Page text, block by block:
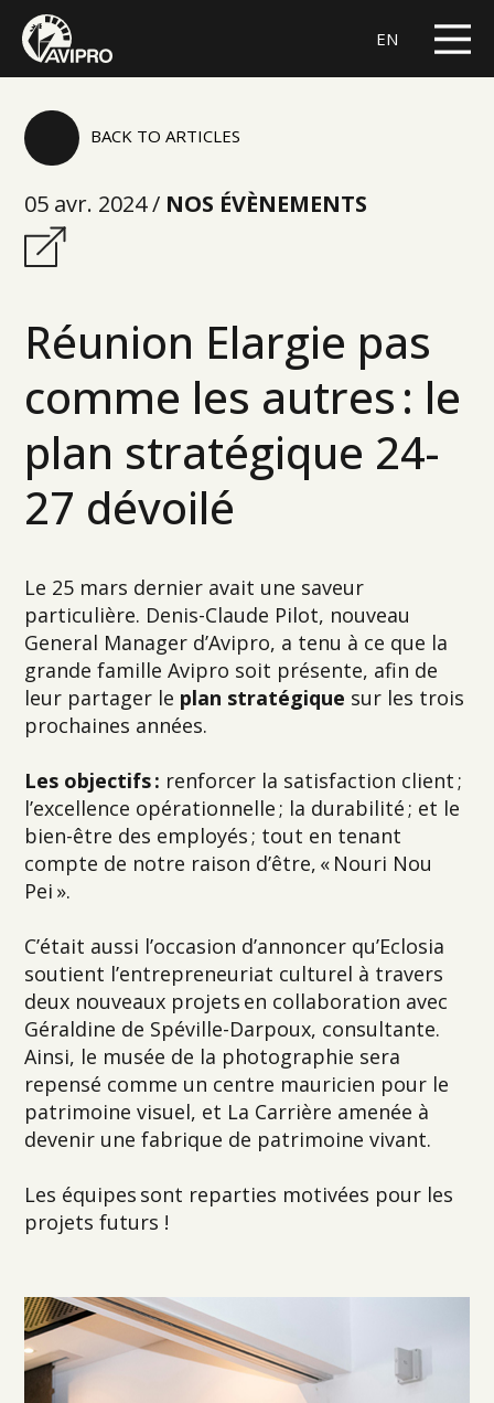
EN
05 avr. 2024 / NOS ÉVÈNEMENTS
BACK TO ARTICLES
Réunion Elargie pas
comme les autres : le
plan stratégique 24-
27 dévoilé
Le 25 mars dernier avait une saveur
particulière. Denis-Claude Pilot, nouveau
General Manager d’Avipro, a tenu à ce que la
grande famille Avipro soit présente, afin de
leur partager le plan stratégique sur les trois
prochaines années.
Les objectifs : renforcer la satisfaction client ;
l’excellence opérationnelle ; la durabilité ; et le
bien-être des employés ; tout en tenant
compte de notre raison d’être, « Nouri Nou
Pei ».
C’était aussi l’occasion d’annoncer qu’Eclosia
soutient l’entrepreneuriat culturel à travers
deux nouveaux projets en collaboration avec
Géraldine de Spéville-Darpoux, consultante.
Ainsi, le musée de la photographie sera
repensé comme un centre mauricien pour le
patrimoine visuel, et La Carrière amenée à
devenir une fabrique de patrimoine vivant.
Les équipes sont reparties motivées pour les
projets futurs !